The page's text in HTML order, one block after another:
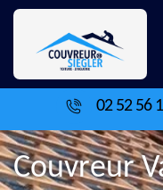
02 52 56
Couvreur